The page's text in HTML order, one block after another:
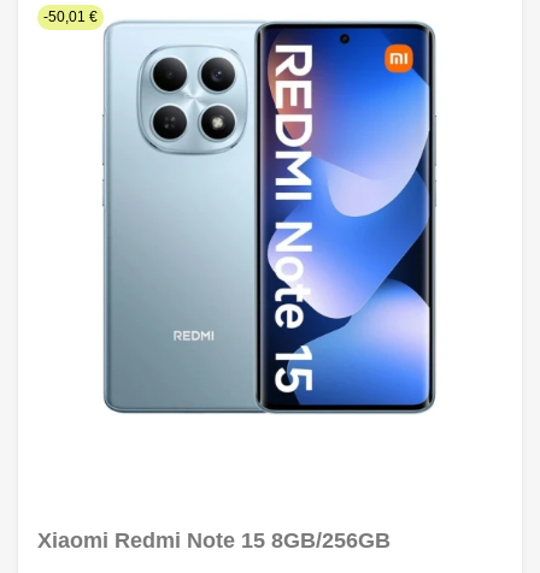
-50,01 €
Xiaomi Redmi Note 15 8GB/256GB